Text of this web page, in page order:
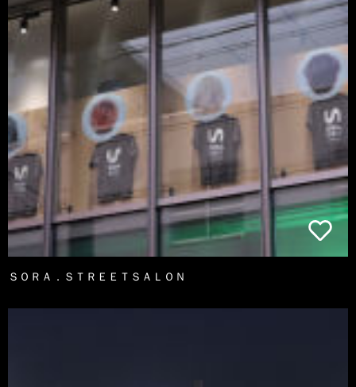
ＳＯＲＡ．ＳＴＲＥＥＴＳＡＬＯＮ